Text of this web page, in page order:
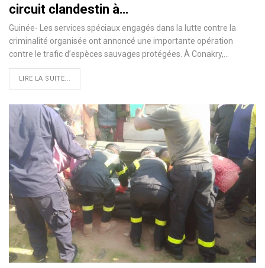
circuit clandestin à…
Guinée- Les services spéciaux engagés dans la lutte contre la
criminalité organisée ont annoncé une importante opération
contre le trafic d’espèces sauvages protégées. À Conakry,…
LIRE LA SUITE...